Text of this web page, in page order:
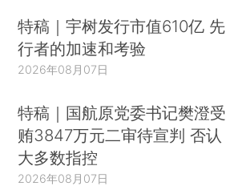
特稿｜宇树发行市值610亿 先
行者的加速和考验
2026年08月07日
特稿｜国航原党委书记樊澄受
贿3847万元二审待宣判 否认
大多数指控
2026年08月07日